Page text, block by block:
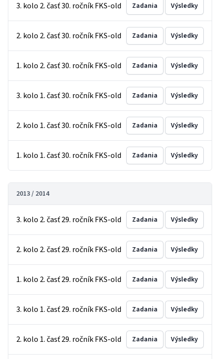
3. kolo 2. časť 30. ročník FKS-old Zadania Výsledky
2. kolo 2. časť 30. ročník FKS-old Zadania Výsledky
1. kolo 2. časť 30. ročník FKS-old Zadania Výsledky
3. kolo 1. časť 30. ročník FKS-old Zadania Výsledky
2. kolo 1. časť 30. ročník FKS-old Zadania Výsledky
1. kolo 1. časť 30. ročník FKS-old Zadania Výsledky
2013 / 2014
3. kolo 2. časť 29. ročník FKS-old Zadania Výsledky
2. kolo 2. časť 29. ročník FKS-old Zadania Výsledky
1. kolo 2. časť 29. ročník FKS-old Zadania Výsledky
3. kolo 1. časť 29. ročník FKS-old Zadania Výsledky
2. kolo 1. časť 29. ročník FKS-old Zadania Výsledky